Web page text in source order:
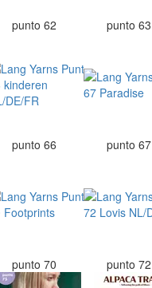
punto 62 punto 63
punto 66 punto 67
punto 70 punto 72